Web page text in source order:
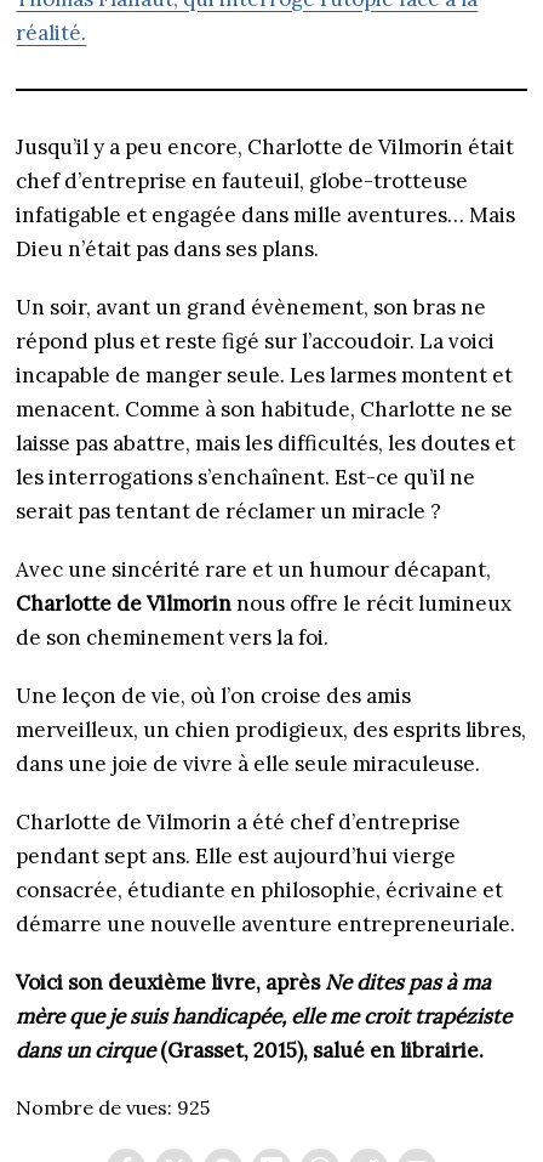
réalité.
Jusqu’il y a peu encore, Charlotte de Vilmorin était
chef d’entreprise en fauteuil, globe-trotteuse
infatigable et engagée dans mille aventures… Mais
Dieu n’était pas dans ses plans.
Un soir, avant un grand évènement, son bras ne
répond plus et reste figé sur l’accoudoir. La voici
incapable de manger seule. Les larmes montent et
menacent. Comme à son habitude, Charlotte ne se
laisse pas abattre, mais les difficultés, les doutes et
les interrogations s’enchaînent. Est-ce qu’il ne
serait pas tentant de réclamer un miracle ?
Avec une sincérité rare et un humour décapant,
Charlotte de Vilmorinnous offre le récit lumineux
de son cheminement vers la foi.
Une leçon de vie, où l’on croise des amis
merveilleux, un chien prodigieux, des esprits libres,
dans une joie de vivre à elle seule miraculeuse.
Charlotte de Vilmorin a été chef d’entreprise
pendant sept ans. Elle est aujourd’hui vierge
consacrée, étudiante en philosophie, écrivaine et
démarre une nouvelle aventure entrepreneuriale.
Voici son deuxième livre, aprèsNe dites pas à ma
mère que je suis handicapée, elle me croit trapéziste
dans un cirque(Grasset, 2015), salué en librairie.
Nombre de vues: 925